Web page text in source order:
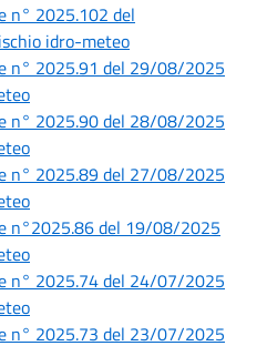
n° 2025.102 del
idro-meteo
n° 2025.91 del 29/08/2025
n° 2025.90 del 28/08/2025
n° 2025.89 del 27/08/2025
n°2025.86 del 19/08/2025
n° 2025.74 del 24/07/2025
n° 2025.73 del 23/07/2025